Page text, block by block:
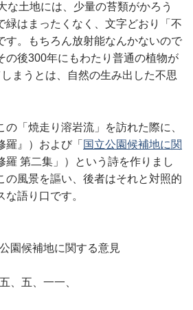
な土地には、少量の苔類がかろう
緑はまったくなく、文字どおり「不
す。もちろん放射能なんかないので
の後300年にもわたり普通の植物が
まうとは、自然の生み出した不思
「焼走り溶岩流」を訪れた際に、
羅』）および「 国立公園候補地に関
羅 第二集」）という詩を作りまし
の風景を謳い、後者はそれと対照的
語り口です。
地に関する意見
、一一、